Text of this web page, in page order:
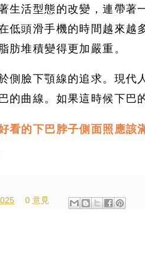
生活型態的改變，連帶著
低頭滑手機的時間越來越
肪堆積變得更加嚴重。
側臉下顎線的追求。現代
的曲線。如果這時候下巴
看的下巴脖子側面照應該
0 意見